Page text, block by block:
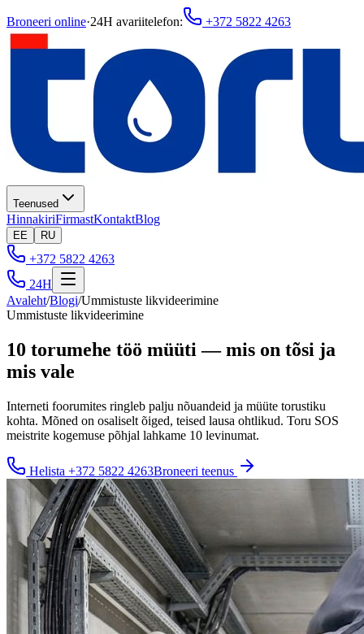
Broneeri online·24H avariitelefon: +372 5822 4263
Teenused
HinnakiriFirmastKontaktBlog
EE RU
+372 5822 4263
24H
Avaleht/Blogi/Ummistuste likvideerimine
Ummistuste likvideerimine
10 torumehe töö müüti — mis on tõsi ja
mis vale
Interneti foorumites ringleb palju nõuandeid ja müüte torustiku
kohta. Mõned on osaliselt õiged, teised lausa ohtlikud. Toru SOS
meistrite kogemuse põhjal lahkame 10 levinumat.
Helista +372 5822 4263Broneeri teenus